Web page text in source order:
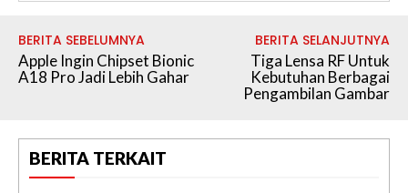
BERITA SEBELUMNYA
Apple Ingin Chipset Bionic
A18 Pro Jadi Lebih Gahar
BERITA SELANJUTNYA
Tiga Lensa RF Untuk
Kebutuhan Berbagai
Pengambilan Gambar
BERITA TERKAIT